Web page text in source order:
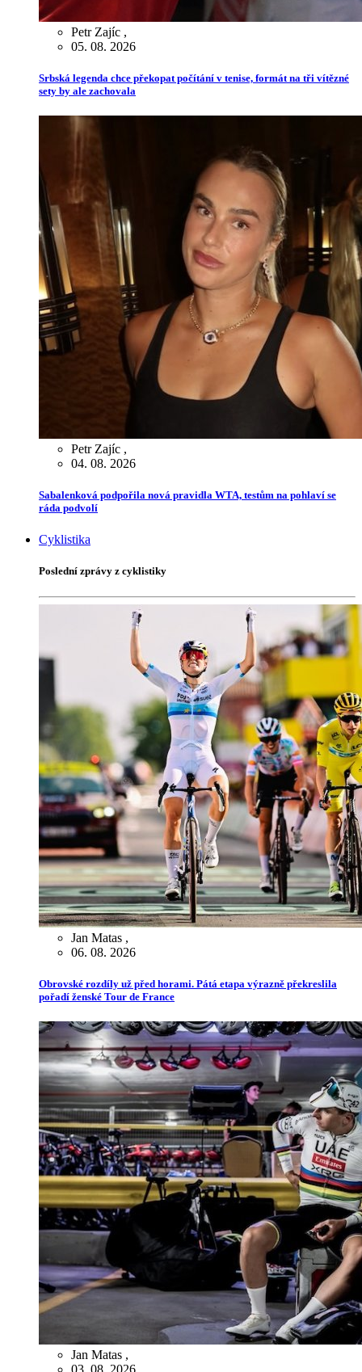
Petr Zajíc ,
05. 08. 2026
Srbská legenda chce překopat počítání v tenise, formát na tři vítězné
sety by ale zachovala
Petr Zajíc ,
04. 08. 2026
Sabalenková podpořila nová pravidla WTA, testům na pohlaví se
ráda podvolí
Cyklistika
Poslední zprávy z cyklistiky
Jan Matas ,
06. 08. 2026
Obrovské rozdíly už před horami. Pátá etapa výrazně překreslila
pořadí ženské Tour de France
Jan Matas ,
03. 08. 2026